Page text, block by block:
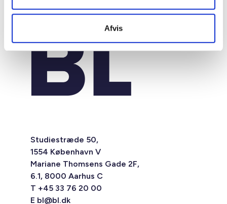
Afvis
Studiestræde 50,
1554 København V
Mariane Thomsens Gade 2F,
6.1, 8000 Aarhus C
T +45 33 76 20 00
E bl@bl.dk